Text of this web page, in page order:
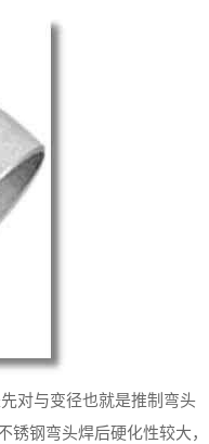
对与变径也就是推制弯头
钢弯头焊后硬化性较大，